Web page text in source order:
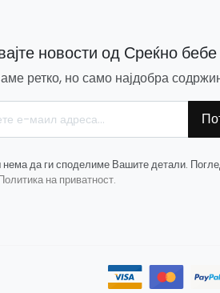
новости од Среќно бебе
ретко, но само најдобра
нема да ги споделиме Вашите детали.
на приватност.